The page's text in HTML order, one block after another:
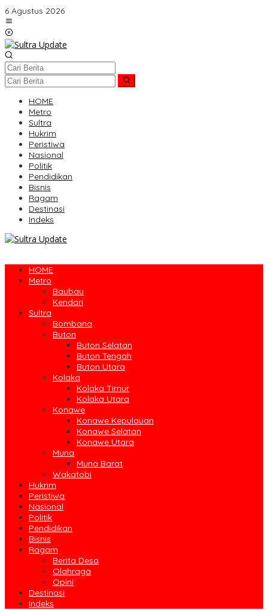
Lewati
ke
konten
6 Agustus 2026
HOME
Metro
Sultra
Hukrim
Peristiwa
Nasional
Politik
Pendidikan
Bisnis
Ragam
Destinasi
Indeks
HOME
Metro
Baubau
Kendari
Sultra
Bombana
Buton
Buton Selatan
Buton Tengah
Buton Utara
Kolaka
Kolaka Timur
Kolaka Utara
Konawe
Konawe Kepulauan
Konawe Selatan
Konawe Utara
Muna
Muna Barat
Wakatobi
Hukrim
Peristiwa
Nasional
Politik
Pendidikan
Bisnis
Ragam
Berita Desa
Olahraga
Opini
Destinasi
Indeks